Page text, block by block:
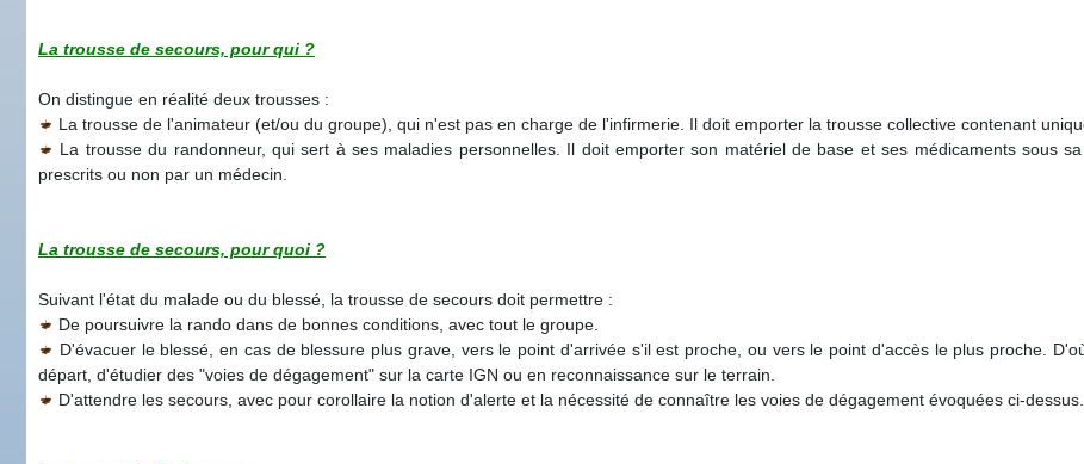
La trousse de secours, pour qui ?
On distingue en réalité deux trousses :
La trousse de l'animateur (et/ou du groupe), qui n'est pas en charge de l'infirmerie. Il doit emporter la trousse collective contenant
La trousse du randonneur, qui sert à ses maladies personnelles. Il doit emporter son matériel de base et ses médicaments sous sa
prescrits ou non par un médecin.
La trousse de secours, pour quoi ?
Suivant l'état du malade ou du blessé, la trousse de secours doit permettre :
De poursuivre la rando dans de bonnes conditions, avec tout le groupe.
D'évacuer le blessé, en cas de blessure plus grave, vers le point d'arrivée s'il est proche, ou vers le point d'accès le plus proche.
départ, d'étudier des "voies de dégagement" sur la carte IGN ou en reconnaissance sur le terrain.
D'attendre les secours, avec pour corollaire la notion d'alerte et la nécessité de connaître les voies de dégagement évoquées ci-dessus.